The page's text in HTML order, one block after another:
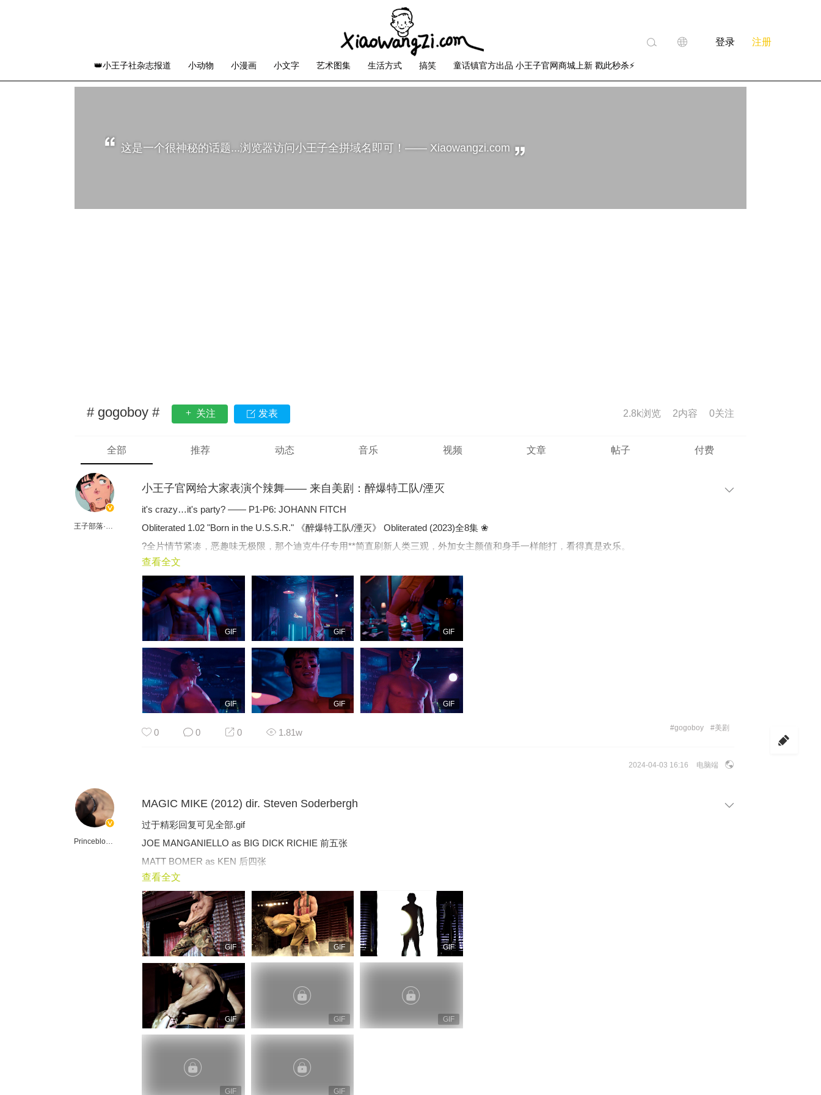
👑小王子社杂志报道 小动物 小漫画 小文字 艺术图集 生活方式 搞笑 童话镇官方出品 小王子官网商城上新 戳此秒杀⚡
登录 注册
这是一个很神秘的话题...浏览器访问小王子全拼域名即可！—— Xiaowangzi.com
# gogoboy # 关注 发表 2.8k浏览 2内容 0关注
全部 推荐 动态 音乐 视频 文章 帖子 付费
王子部落·官方号
小王子官网给大家表演个辣舞—— 来自美剧：醉爆特工队/湮灭
it's crazy…it's party? —— P1-P6: JOHANN FITCH
Obliterated 1.02 "Born in the U.S.S.R." 《醉爆特工队/湮灭》 Obliterated (2023)全8集 ❀
?全片情节紧凑，恶趣味无极限，那个迪克牛仔专用**简直刷新人类三观，外加女主颜值和身手一样能打，看得真是欢乐。
查看全文
GIF GIF GIF
GIF GIF GIF
0 0 0 1.81w #gogoboy #美剧
2024-04-03 16:16 电脑端
Princeblogboy
MAGIC MIKE (2012) dir. Steven Soderbergh
过于精彩回复可见全部.gif
JOE MANGANIELLO as BIG DICK RICHIE 前五张
MATT BOMER as KEN 后四张
查看全文
GIF GIF GIF
GIF GIF GIF
GIF GIF